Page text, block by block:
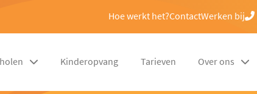
Hoe werkt het?ContactWerken bij
Kinderopvang Tarieven Over ons